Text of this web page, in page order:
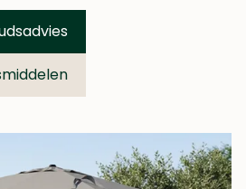
(opent in een nieuw
(opent in een nieuw